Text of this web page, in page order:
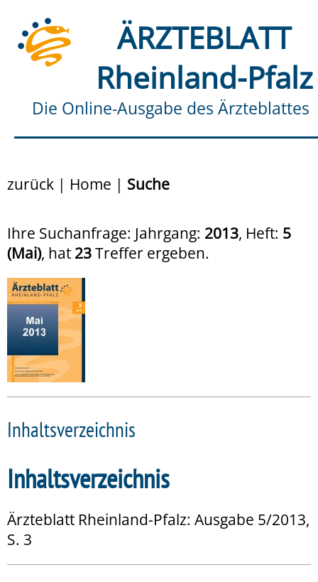
ÄRZTEBLATT
Rheinland-Pfalz
Die Online-Ausgabe des Ärzteblattes
zurück | Home | Suche
Ihre Suchanfrage: Jahrgang: 2013, Heft: 5
(Mai), hat 23Treffer ergeben.
Inhaltsverzeichnis
Inhaltsverzeichnis
Ärzteblatt Rheinland-Pfalz: Ausgabe 5/2013,
S. 3